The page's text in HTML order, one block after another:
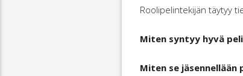
Roolipelintekijän täytyy
Miten syntyy hyvä
Miten se